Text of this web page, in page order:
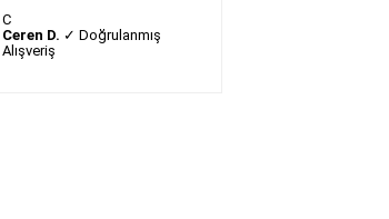
C
Ceren D. ✓ Doğrulanmış
Alışveriş